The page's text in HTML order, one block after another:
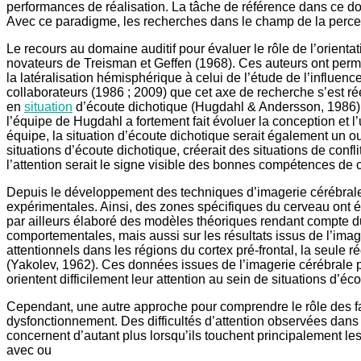
performances de réalisation. La tâche de référence dans ce
Avec ce paradigme, les recherches dans le champ de la
Le recours au domaine auditif pour évaluer le rôle de
novateurs de Treisman et Geffen (1968). Ces auteurs ont
la latéralisation hémisphérique à celui de l’étude de
collaborateurs (1986 ; 2009) que cet axe de recherche s’est
en situation d’écoute dichotique (Hugdahl & Andersson,
l’équipe de Hugdahl a fortement fait évoluer la conception
équipe, la situation d’écoute dichotique serait également un
situations d’écoute dichotique, créerait des situations de
l’attention serait le signe visible des bonnes compétences
Depuis le développement des techniques d’imagerie
expérimentales. Ainsi, des zones spécifiques du cerveau ont
par ailleurs élaboré des modèles théoriques rendant compte
comportementales, mais aussi sur les résultats issus de
attentionnels dans les régions du cortex pré-frontal, la seule
(Yakolev, 1962). Ces données issues de l’imagerie
orientent difficilement leur attention au sein de situations
Cependant, une autre approche pour comprendre le rôle
dysfonctionnement. Des difficultés d’attention observées
concernent d’autant plus lorsqu’ils touchent principalement
avec ou